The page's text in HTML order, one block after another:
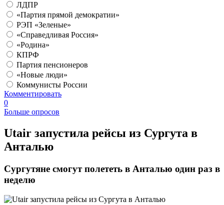
ЛДПР
«Партия прямой демократии»
РЭП «Зеленые»
«Справедливая Россия»
«Родина»
КПРФ
Партия пенсионеров
«Новые люди»
Коммунисты России
Комментировать
0
Больше опросов
​Utair запустила рейсы из Сургута в
Анталью
Сургутяне смогут полететь в Анталью один раз в
неделю